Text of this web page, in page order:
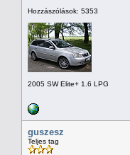
Hozzászólások: 5353
2005 SW Elite+ 1.6 LPG
guszesz
Teljes tag